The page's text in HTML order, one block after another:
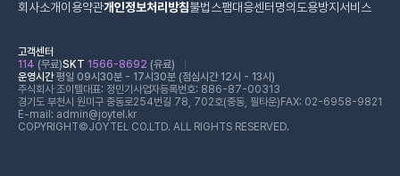
회사소개이용약관개인정보처리방침불법스팸대응센터 명의도용방지서비스
고객센터
114 (무료)SKT 1566-8692 (유료)
운영시간평일 09시30분 - 17시30분 (점심시간 12시 - 13시)
주식회사 조이텔대표: 정민기 사업자등록번호: 886-87-00313
경기도 부천시 원미구 중동로254번길 78, 702호(중동, 필타운) FAX: 02-6958-9821
E-mail: admin@joytel.kr
COPYRIGHT©JOYTEL CO.LTD. ALL RIGHTS RESERVED.